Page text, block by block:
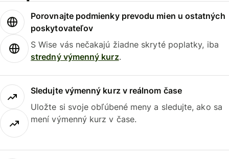
Porovnajte podmienky prevodu mien u ostatných
poskytovateľov
S Wise vás nečakajú žiadne skryté poplatky, iba
stredný výmenný kurz.
Sledujte výmenný kurz v reálnom čase
Uložte si svoje obľúbené meny a sledujte, ako sa
mení výmenný kurz v čase.